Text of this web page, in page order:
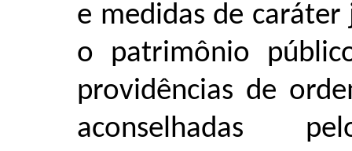
e medidas de
o patrimônio
providências de
aconselhadas